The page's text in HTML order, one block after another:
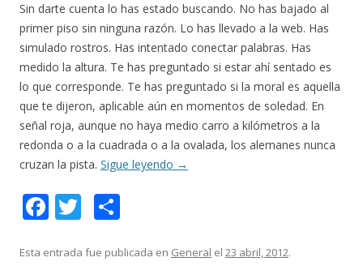
Sin darte cuenta lo has estado buscando. No has bajado al
primer piso sin ninguna razón. Lo has llevado a la web. Has
simulado rostros. Has intentado conectar palabras. Has
medido la altura. Te has preguntado si estar ahí sentado es
lo que corresponde. Te has preguntado si la moral es aquella
que te dijeron, aplicable aún en momentos de soledad. En
señal roja, aunque no haya medio carro a kilómetros a la
redonda o a la cuadrada o a la ovalada, los alemanes nunca
cruzan la pista. Sigue leyendo →
F
e
T
itt m
Esta entrada fue publicada en General el 23 abril, 2012.